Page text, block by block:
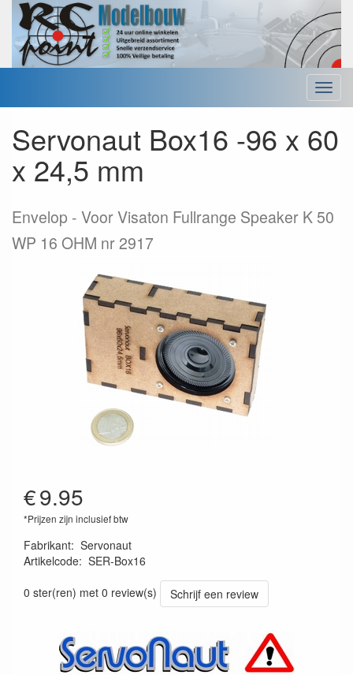
Menu
Servonaut Box16 -96 x 60
x 24,5 mm
Envelop
Voor Visaton Fullrange Speaker K 50
WP 16 OHM nr 2917
€9.95
*Prijzen zijn inclusief btw
Fabrikant: Servonaut
Artikelcode: SER-Box16
0 ster(ren) met 0 review(s)
Schrijf een review